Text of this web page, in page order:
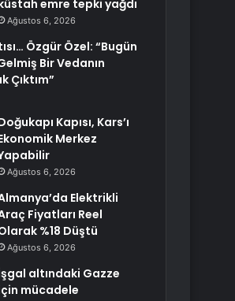
emre tepki yağdı
Ağustos 6, 2026
Özgür Özel: “Bugün
Bir Vedanın
Çıktım”
Kapısı, Kars’ı
Merkez
Ağustos 6, 2026
Elektrikli
Fiyatları Reel
%18 Düştü
Ağustos 6, 2026
altındaki Gazze
mücadele